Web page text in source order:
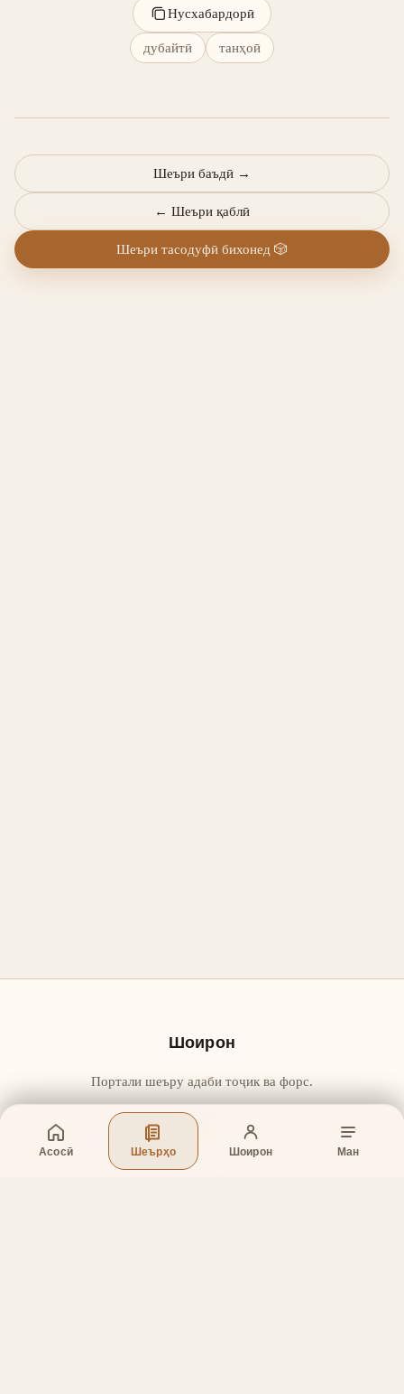
Асосӣ Шеърҳо Шоирон Ман
Нусхабардорӣ
дубайтӣ танҳоӣ
← Шеъри қаблӣ
Шеъри баъдӣ →
Шеъри тасодуфӣ бихонед 🎲
Шоирон
Портали шеъру адаби тоҷик ва форс.